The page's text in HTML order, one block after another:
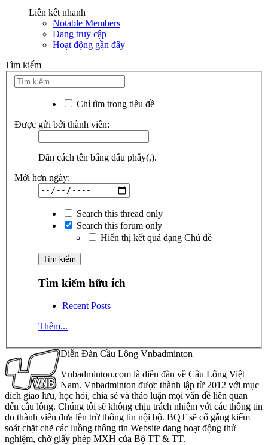
Liên kết nhanh
Notable Members
Đang truy cập
Hoạt động gần đây
Tìm kiếm
Chỉ tìm trong tiêu đề
Được gửi bởi thành viên:
Dãn cách tên bằng dấu phẩy(,).
Mới hơn ngày:
Search this thread only
Search this forum only
Hiển thị kết quả dạng Chủ đề
Tìm kiếm hữu ích
Recent Posts
Thêm...
Diễn Đàn Cầu Lông Vnbadminton
Vnbadminton.com là diễn đàn về Cầu Lông Việt
Nam. Vnbadminton được thành lập từ 2012 với mục
đích giao lưu, học hỏi, chia sẻ và thảo luận mọi vấn đề liên quan
đến cầu lông. Chúng tôi sẽ không chịu trách nhiệm với các thông tin
do thành viên đưa lên trừ thông tin nội bộ. BQT sẽ cố gắng kiểm
soát chặt chẽ các luồng thông tin Website đang hoạt động thử
nghiệm, chờ giấy phép MXH của Bộ TT & TT.